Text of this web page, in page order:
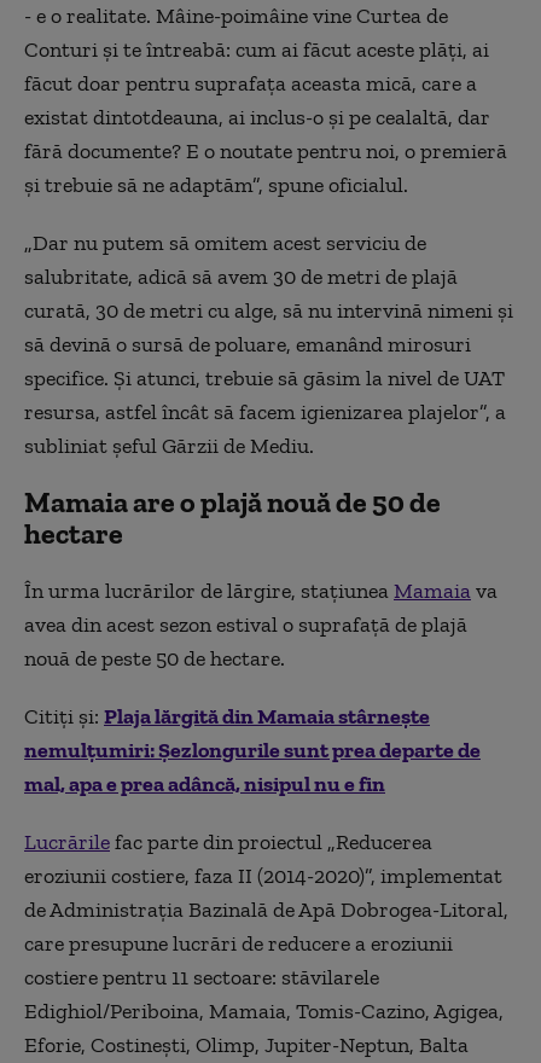
- e o realitate. Mâine-poimâine vine Curtea de
Conturi și te întreabă: cum ai făcut aceste plăți, ai
făcut doar pentru suprafața aceasta mică, care a
existat dintotdeauna, ai inclus-o și pe cealaltă, dar
fără documente? E o noutate pentru noi, o premieră
și trebuie să ne adaptăm”, spune oficialul.
„Dar nu putem să omitem acest serviciu de
salubritate, adică să avem 30 de metri de plajă
curată, 30 de metri cu alge, să nu intervină nimeni și
să devină o sursă de poluare, emanând mirosuri
specifice. Și atunci, trebuie să găsim la nivel de UAT
resursa, astfel încât să facem igienizarea plajelor”, a
subliniat șeful Gărzii de Mediu.
Mamaia are o plajă nouă de 50 de
hectare
În urma lucrărilor de lărgire, stațiuneaMamaiava
avea din acest sezon estival o suprafață de plajă
nouă de peste 50 de hectare.
Citiți și: Plaja lărgită din Mamaia stârnește
nemulțumiri: Șezlongurile sunt prea departe de
mal, apa e prea adâncă, nisipul nu e fin
Lucrărilefac parte din proiectul „Reducerea
eroziunii costiere, faza II (2014-2020)”, implementat
de Administrația Bazinală de Apă Dobrogea-Litoral,
care presupune lucrări de reducere a eroziunii
costiere pentru 11 sectoare: stăvilarele
Edighiol/Periboina, Mamaia, Tomis-Cazino, Agigea,
Eforie, Costinești, Olimp, Jupiter-Neptun, Balta